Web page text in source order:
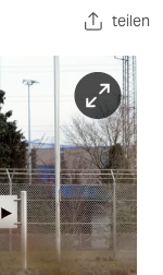
teilen